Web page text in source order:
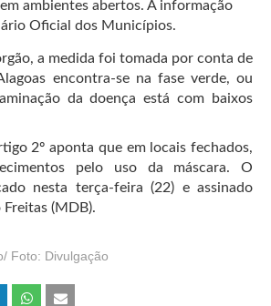
ambientes abertos. A informação
Oficial dos Municípios.
a medida foi tomada por conta de
encontra-se na fase verde, ou
da doença está com baixos
2º aponta que em locais fechados,
pelo uso da máscara. O
nesta terça-feira (22) e assinado
(MDB).
Foto: Divulgação